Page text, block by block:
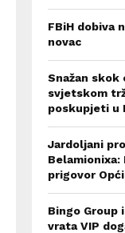
FBiH dobiva
novac
Snažan skok
svjetskom
poskupjeti u
Jardoljani
prigovor
Bingo Group
vrata VIP